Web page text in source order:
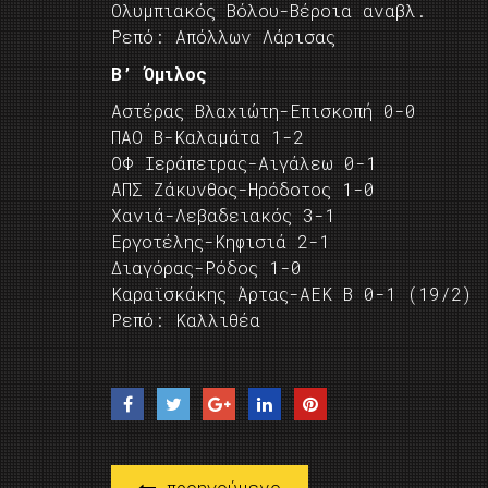
Ολυμπιακός Βόλου-Βέροια αναβλ.
Ρεπό: Απόλλων Λάρισας
Β’ Όμιλος
Αστέρας Βλαχιώτη-Επισκοπή 0-0
ΠΑΟ Β-Καλαμάτα 1-2
ΟΦ Ιεράπετρας-Αιγάλεω 0-1
ΑΠΣ Ζάκυνθος-Ηρόδοτος 1-0
Χανιά-Λεβαδειακός 3-1
Εργοτέλης-Κηφισιά 2-1
Διαγόρας-Ρόδος 1-0
Καραϊσκάκης Άρτας-ΑΕΚ Β 0-1 (19/2)
Ρεπό: Καλλιθέα